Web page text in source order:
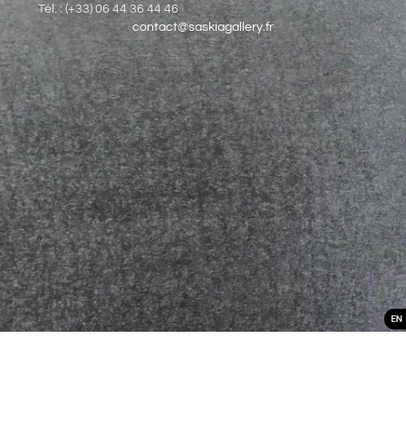
Tél. : (+33) 06 44 36 44 46
contact@saskiagallery.fr